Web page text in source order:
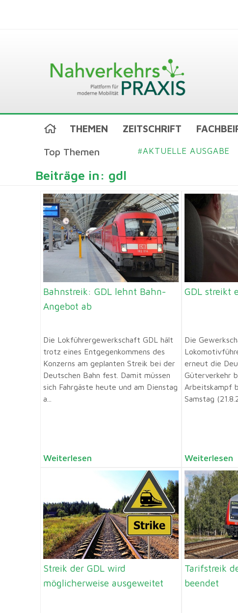
THEMEN ZEITSCHRIFT
Top Themen #AKTUELLE AUSGABE
Beiträge in: gdl
Bahnstreik: GDL lehnt Bahn-
Angebot ab
Die Lokführergewerkschaft GDL hält
trotz eines Entgegenkommens des
Konzerns am geplanten Streik bei der
Deutschen Bahn fest. Damit müssen
sich Fahrgäste heute und am Dienstag
a...
Weiterlesen
GDL streikt
Die
erneut die
Güterverkehr
Arbeitskampf
Samstag
Weiterlesen
Streik der GDL wird
möglicherweise ausgeweitet
Tarifstreik
beendet